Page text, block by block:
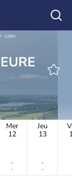
Lübs
Mer
12
-
-
Jeu
13
-
-